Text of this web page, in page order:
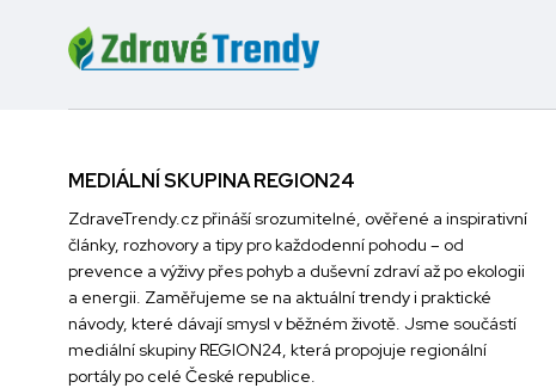
MEDIÁLNÍ SKUPINA REGION24
ZdraveTrendy.cz přináší srozumitelné, ověřené a inspirativní
články, rozhovory a tipy pro každodenní pohodu – od
prevence a výživy přes pohyb a duševní zdraví až po ekologii
a energii. Zaměřujeme se na aktuální trendy i praktické
návody, které dávají smysl v běžném životě. Jsme součástí
mediální skupinyREGION24, která propojuje regionální
portály po celé České republice.